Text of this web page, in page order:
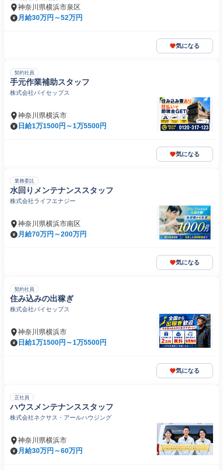
神奈川県横浜市泉区
月給30万円～52万円
気になる
契約社員
手元作業補助スタッフ
株式会社バイセップス
神奈川県横浜市
日給1万1500円～1万5500円
気になる
業務委託
水回りメンテナンススタッフ
株式会社ライフエナジー
神奈川県横浜市南区
月給70万円～200万円
気になる
契約社員
住み込みの出稼ぎ
株式会社バイセップス
神奈川県横浜市
日給1万1500円～1万5500円
気になる
正社員
ハウスメンテナンススタッフ
株式会社ネクサス・アールハウジング
神奈川県横浜市
月給30万円～60万円